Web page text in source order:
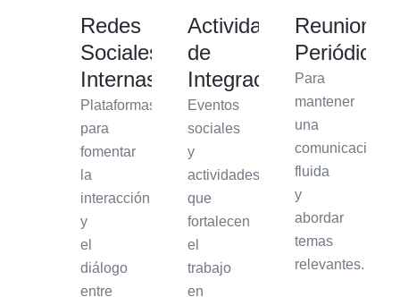
Redes
Sociales
Internas
Plataformas
para
fomentar
la
interacción
y
el
diálogo
entre
Actividades
de
Integración
Eventos
sociales
y
actividades
que
fortalecen
el
trabajo
en
Reuniones
Periódicas
Para
mantener
una
comunicación
fluida
y
abordar
temas
relevantes.